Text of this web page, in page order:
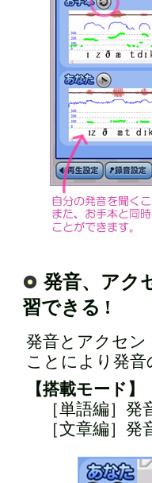
発音、アク
習できる !
発音とアクセ
ことにより発
【搭載モード】
［単語編］発
［文章編］発